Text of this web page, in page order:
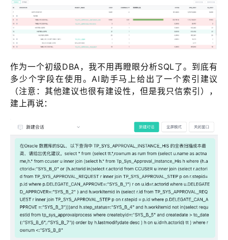
作为一个初级DBA，我不用再瞪眼分析SQL了。到底有
多少个字段在使用。AI助手马上给出了一个索引建议
（注意：其他建议也很有建设性，但是我只信索引），
建上再说：